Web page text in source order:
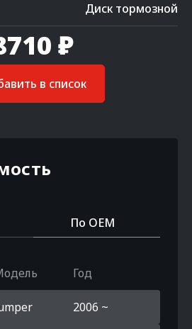
Диск тормозной
₽
в список
По OEM
Год
2006 ~